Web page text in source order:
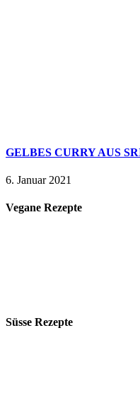
GELBES CURRY AUS
6. Januar 2021
Vegane Rezepte
Süsse Rezepte